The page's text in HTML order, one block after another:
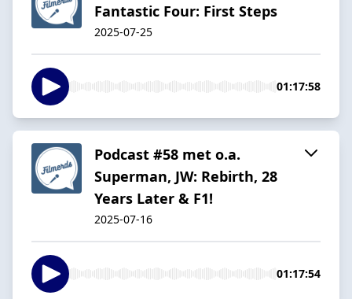
Fantastic Four: First Steps
2025-07-25
01:17:58
Podcast #58 met o.a.
Superman, JW: Rebirth, 28
Years Later & F1!
2025-07-16
01:17:54